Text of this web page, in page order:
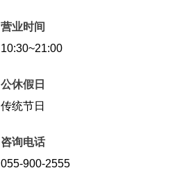
营业时间
10:30~21:00
公休假日
传统节日
咨询电话
055-900-2555